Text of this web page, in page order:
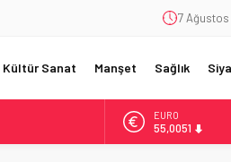
7 Ağustos
Kültür Sanat Manşet Sağlık
EURO
55,0051